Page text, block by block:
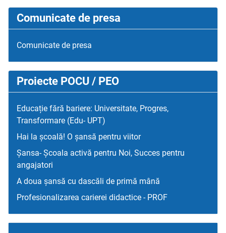
Comunicate de presa
Comunicate de presa
Proiecte POCU / PEO
Educație fără bariere: Universitate, Progres,
Transformare (Edu- UPT)
Hai la școală! O șansă pentru viitor
Șansa- Școala activă pentru Noi, Succes pentru
angajatori
A doua șansă cu dascăli de primă mână
Profesionalizarea carierei didactice - PROF